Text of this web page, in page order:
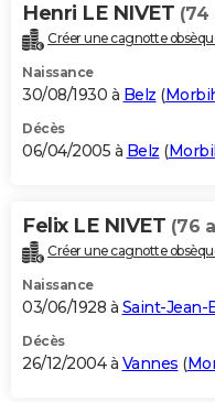
Henri LE NIVET (74
Créer une cagnotte
Naissance
30/08/1930 à Belz (
Décès
06/04/2005 à Belz (
Felix LE NIVET (76
Créer une cagnotte
Naissance
03/06/1928 à Saint-Jean-
Décès
26/12/2004 à Vannes (